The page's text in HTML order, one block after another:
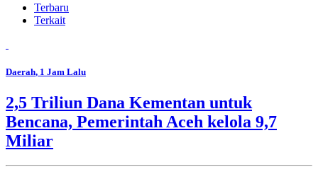
Terbaru
Terkait
Daerah, 1 Jam Lalu
2,5 Triliun Dana Kementan untuk
Bencana, Pemerintah Aceh kelola 9,7
Miliar